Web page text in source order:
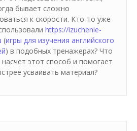
бывает сложно
к скорости. Кто-то уже
https://izuchenie-
(игры для изучения английского
) в подобных тренажерах? Что
этот способ и помогает
усваивать материал?